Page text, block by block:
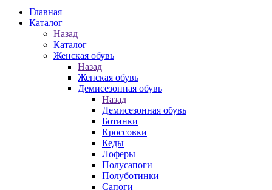
Главная
Каталог
Назад
Каталог
Женская обувь
Назад
Женская обувь
Демисезонная обувь
Назад
Демисезонная обувь
Ботинки
Кроссовки
Кеды
Лоферы
Полусапоги
Полуботинки
Сапоги